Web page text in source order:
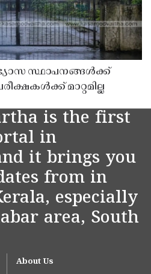
സ്ഥാപനങ്ങൾക്ക്
മാറ്റമില്ല
is the first
in
it brings you
from in
especially
area, South
About Us